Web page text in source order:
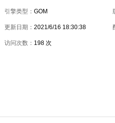
引擎类型： GOM
更新日期： 2021/6/16 18:30:38
访问次数： 198 次